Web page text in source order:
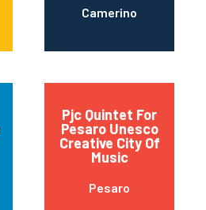
Camerino
Pjc Quintet For
Pesaro Unesco
Creative City Of
Music
Pesaro